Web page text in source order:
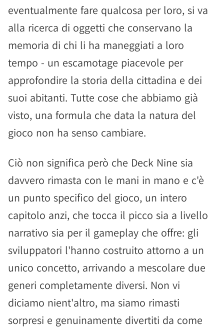
eventualmente fare qualcosa per loro, si va
alla ricerca di oggetti che conservano la
memoria di chi li ha maneggiati a loro
tempo - un escamotage piacevole per
approfondire la storia della cittadina e dei
suoi abitanti. Tutte cose che abbiamo già
visto, una formula che data la natura del
gioco non ha senso cambiare.
Ciò non significa però che Deck Nine sia
davvero rimasta con le mani in mano e c'è
un punto specifico del gioco, un intero
capitolo anzi, che tocca il picco sia a livello
narrativo sia per il gameplay che offre: gli
sviluppatori l'hanno costruito attorno a un
unico concetto, arrivando a mescolare due
generi completamente diversi. Non vi
diciamo nient'altro, ma siamo rimasti
sorpresi e genuinamente divertiti da come